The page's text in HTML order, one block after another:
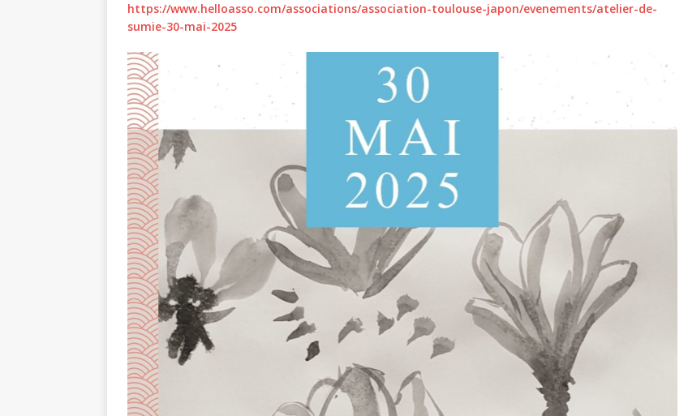
https://www.helloasso.com/associations/association-toulouse-japon/evenements/atelier-de-
sumie-30-mai-2025